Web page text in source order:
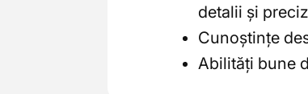
detalii și
Cunoștințe
Abilități bune